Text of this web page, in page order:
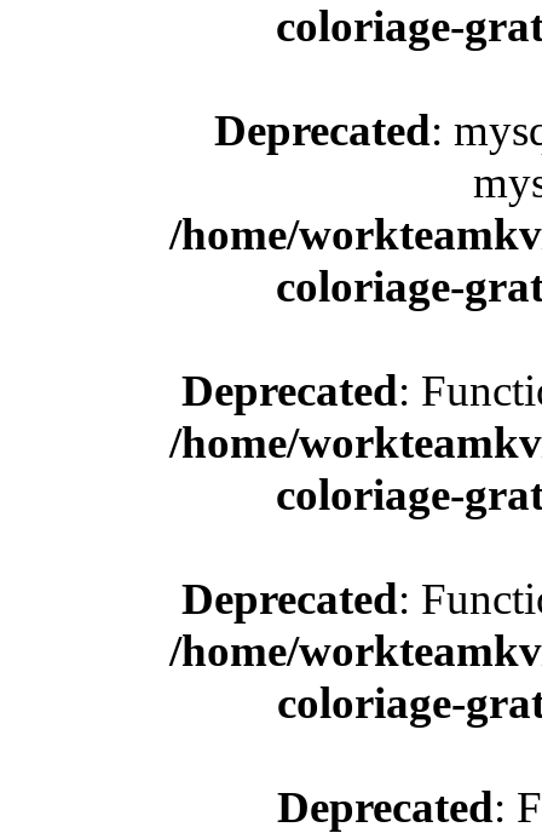
coloriage-
Deprecated:
/home/
coloriage-
Deprecated:
/home/
coloriage-
Deprecated:
/home/
coloriage-
Deprecated: